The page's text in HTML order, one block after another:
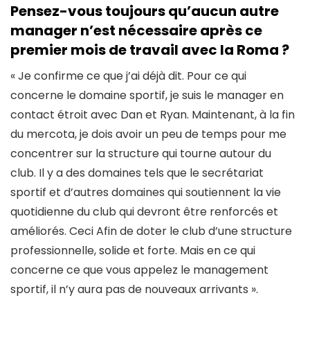
Pensez-vous toujours qu’aucun autre
manager n’est nécessaire après ce
premier mois de travail avec la Roma ?
« Je confirme ce que j’ai déjà dit. Pour ce qui
concerne le domaine sportif, je suis le manager en
contact étroit avec Dan et Ryan. Maintenant, à la fin
du mercota, je dois avoir un peu de temps pour me
concentrer sur la structure qui tourne autour du
club. Il y a des domaines tels que le secrétariat
sportif et d’autres domaines qui soutiennent la vie
quotidienne du club qui devront être renforcés et
améliorés. Ceci Afin de doter le club d’une structure
professionnelle, solide et forte. Mais en ce qui
concerne ce que vous appelez le management
sportif, il n’y aura pas de nouveaux arrivants ».